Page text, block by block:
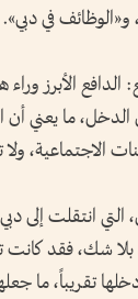
و«الوظائف في دبي».
الأبرز
ما يعني أن
الاجتماعية،
شك، فقد كانت
تقريباً، ما